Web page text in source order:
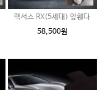
렉서스 RX(5세대) 앞휀다
58,500원